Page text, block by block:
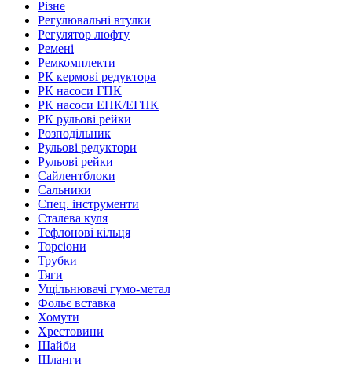
Різне
Регулювальні втулки
Регулятор люфту
Ремені
Ремкомплекти
РК кермові редуктора
РК насоси ГПК
РК насоси ЕПК/ЕГПК
РК рульові рейки
Розподільник
Рульові редуктори
Рульові рейки
Сайлентблоки
Сальники
Спец. інструменти
Сталева куля
Тефлонові кільця
Торсіони
Трубки
Тяги
Ущільнювачі гумо-метал
Фольє вставка
Хомути
Хрестовини
Шайби
Шланги